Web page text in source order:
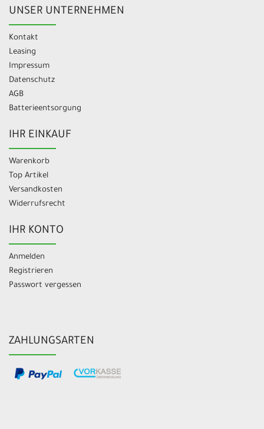
UNSER UNTERNEHMEN
Kontakt
Leasing
Impressum
Datenschutz
AGB
Batterieentsorgung
IHR EINKAUF
Warenkorb
Top Artikel
Versandkosten
Widerrufsrecht
IHR KONTO
Anmelden
Registrieren
Passwort vergessen
ZAHLUNGSARTEN